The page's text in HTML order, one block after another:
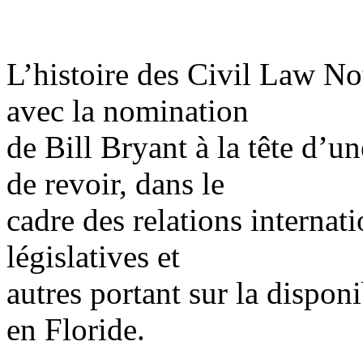
L’histoire des Civil Law
avec la nomination
de Bill Bryant à la tête
de revoir, dans le
cadre des relations
législatives et
autres portant sur la
en Floride.